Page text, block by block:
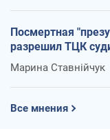
Посмертная
разрешил ТЦК
Марина Ставнійчук
Все мнения